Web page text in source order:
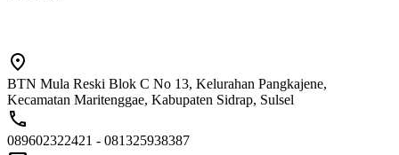
BTN Mula Reski Blok C No 13, Kelurahan Pangkajene,
Kecamatan Maritenggae, Kabupaten Sidrap, Sulsel
089602322421 - 081325938387